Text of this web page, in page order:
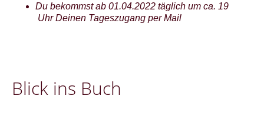
Du bekommst ab 01.04.2022 täglich um ca. 19
Uhr Deinen Tageszugang per Mail
Blick ins Buch